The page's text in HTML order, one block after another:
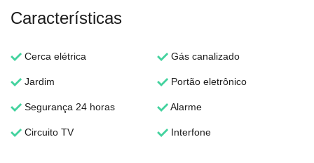
Características
Cerca elétrica Gás canalizado
Jardim Portão eletrônico
Segurança 24 horas Alarme
Circuito TV Interfone